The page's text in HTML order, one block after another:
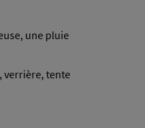
une pluie
verrière, tente